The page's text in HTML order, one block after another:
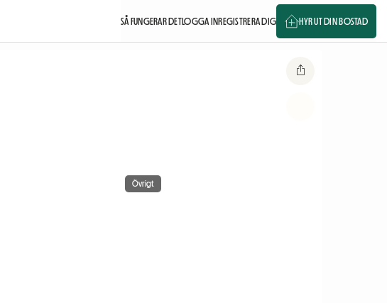
SÅ FUNGERAR DETLOGGA INREGISTRERA DIG HYR UT DIN BOSTAD
Övrigt